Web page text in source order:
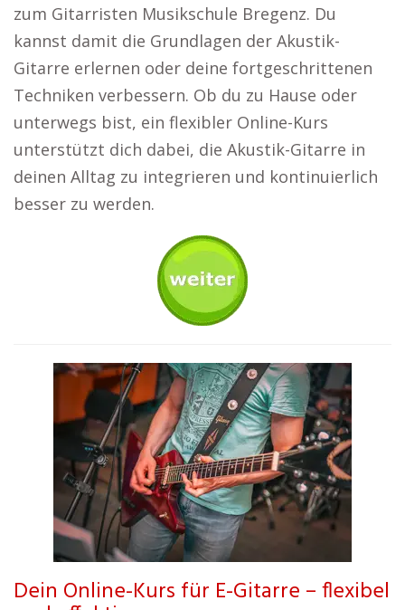
zum Gitarristen Musikschule Bregenz. Du
kannst damit die Grundlagen der Akustik-
Gitarre erlernen oder deine fortgeschrittenen
Techniken verbessern. Ob du zu Hause oder
unterwegs bist, ein flexibler Online-Kurs
unterstützt dich dabei, die Akustik-Gitarre in
deinen Alltag zu integrieren und kontinuierlich
besser zu werden.
Dein Online-Kurs für E-Gitarre – flexibel